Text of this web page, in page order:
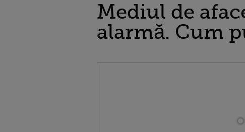
Mediul de
alarmă. Cum